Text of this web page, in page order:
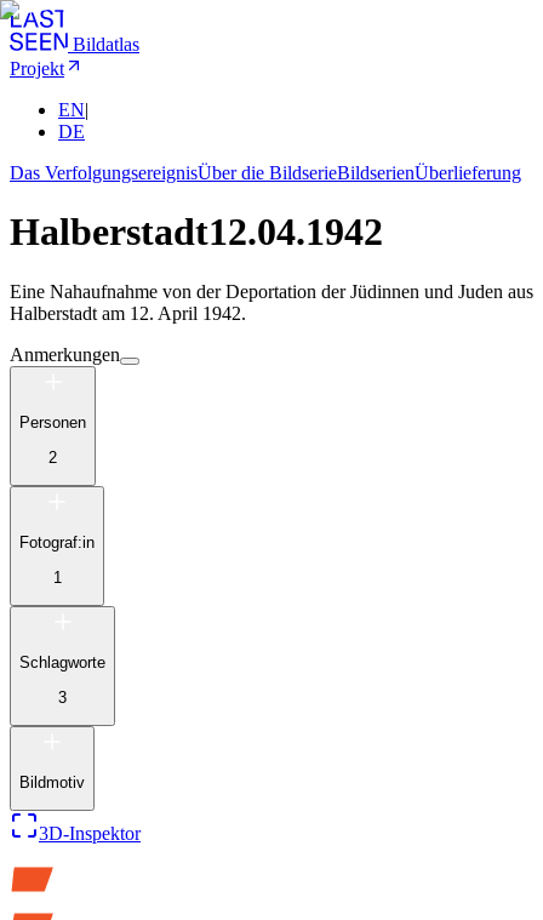
Bildatlas
Projekt
EN|
DE
Das VerfolgungsereignisÜber die BildserieBildserienÜberlieferung
Halberstadt12.04.1942
Eine Nahaufnahme von der Deportation der Jüdinnen und Juden aus
Halberstadt am 12. April 1942.
Anmerkungen
Personen
2
Fotograf:in
1
Schlagworte
3
Bildmotiv
3D-Inspektor